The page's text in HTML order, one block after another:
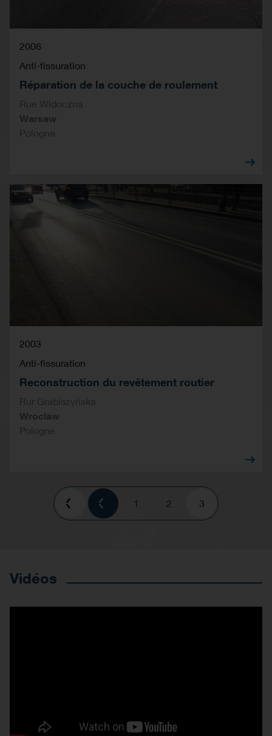
2006
Anti-fissuration
Réparation de la couche de roulement
Rue Widoczna
Warsaw
Pologne
2003
Anti-fissuration
Reconstruction du revêtement routier
Rur Grabiszyńska
Wroclaw
Pologne
Page
1 Page
2
Current
page
3
Vidéos